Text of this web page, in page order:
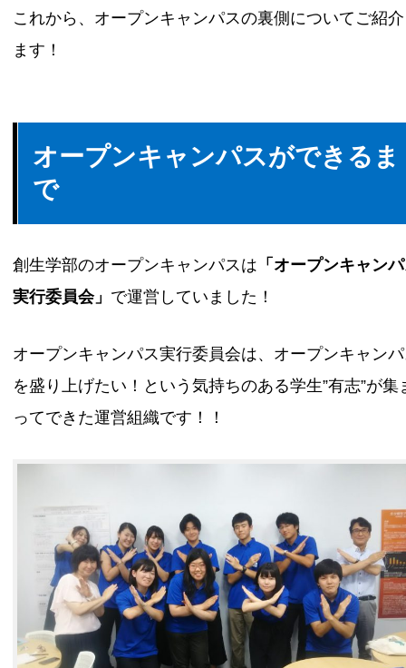
これから、オープンキャンパスの裏側についてご紹
ます！
オープンキャンパスができるま
で
創生学部のオープンキャンパスは 「オープンキャン
実行委員会」 で運営していました！
オープンキャンパス実行委員会は、オープンキャン
を盛り上げたい！という気持ちのある学生”有志”が集
ってできた運営組織です！！